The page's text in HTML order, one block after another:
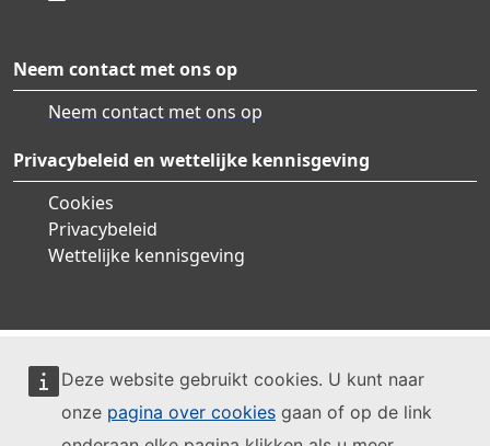
Deze website gebruikt cookies. U kunt naar
onze pagina over cookies gaan of op de link
Neem contact met ons op
Neem contact met ons op
Privacybeleid en wettelijke kennisgeving
Cookies
Privacybeleid
Wettelijke kennisgeving